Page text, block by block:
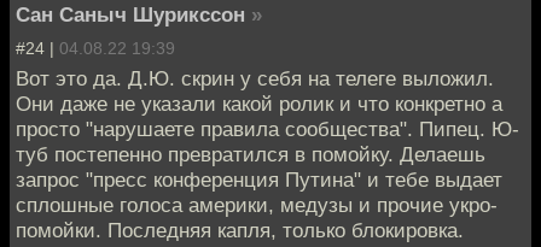
Сан Саныч Шурикссон »
#24 | 04.08.22 19:39
Вот это да. Д.Ю. скрин у себя на телеге выложил.
Они даже не указали какой ролик и что конкретно а
просто "нарушаете правила сообщества". Пипец. Ю-
туб постепенно превратился в помойку. Делаешь
запрос "пресс конференция Путина" и тебе выдает
сплошные голоса америки, медузы и прочие укро-
помойки. Последняя капля, только блокировка.